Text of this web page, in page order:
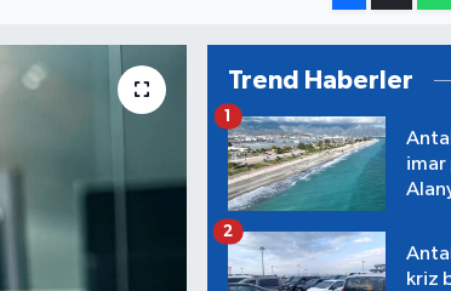
Trend Haberler
imar
1
kriz
2